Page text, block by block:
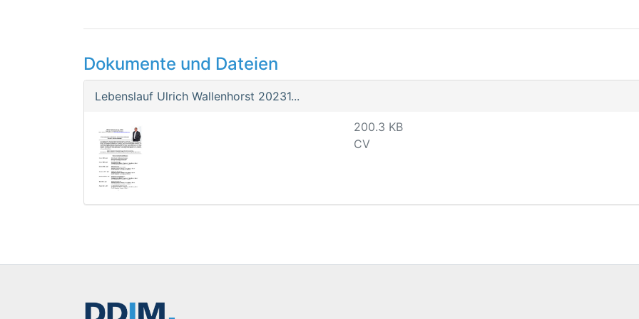
Dokumente und Dateien
Lebenslauf Ulrich Wallenhorst 20231...
200.3 KB
CV